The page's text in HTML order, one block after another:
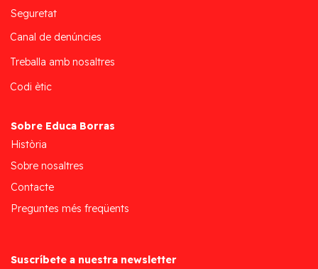
Seguretat
Canal de denúncies
Treballa amb nosaltres
Codi ètic
Sobre Educa Borras
Història
Sobre nosaltres
Contacte
Preguntes més freqüents
Suscríbete a nuestra newsletter